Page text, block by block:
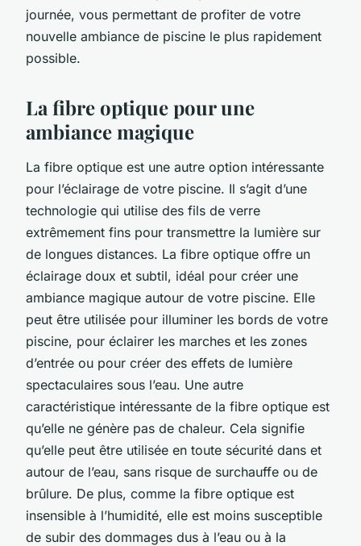
journée, vous permettant de profiter de votre
nouvelle ambiance de piscine le plus rapidement
possible.
La fibre optique pour une
ambiance magique
La fibre optique est une autre option intéressante
pour l’éclairage de votre piscine. Il s’agit d’une
technologie qui utilise des fils de verre
extrêmement fins pour transmettre la lumière sur
de longues distances. La fibre optique offre un
éclairage doux et subtil, idéal pour créer une
ambiance magique autour de votre piscine. Elle
peut être utilisée pour illuminer les bords de votre
piscine, pour éclairer les marches et les zones
d’entrée ou pour créer des effets de lumière
spectaculaires sous l’eau. Une autre
caractéristique intéressante de la fibre optique est
qu’elle ne génère pas de chaleur. Cela signifie
qu’elle peut être utilisée en toute sécurité dans et
autour de l’eau, sans risque de surchauffe ou de
brûlure. De plus, comme la fibre optique est
insensible à l’humidité, elle est moins susceptible
de subir des dommages dus à l’eau ou à la